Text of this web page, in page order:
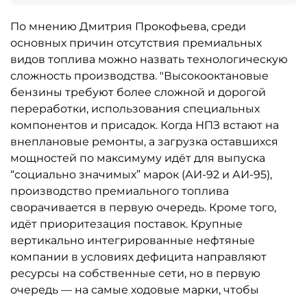
По мнению Дмитрия Прокофьева, среди
основных причин отсутствия премиальных
видов топлива можно назвать технологическую
сложность производства. "Высокооктановые
бензины требуют более сложной и дорогой
переработки, использования специальных
компонентов и присадок. Когда НПЗ встают на
внеплановые ремонты, а загрузка оставшихся
мощностей по максимуму идёт для выпуска
“социально значимых” марок (АИ-92 и АИ-95),
производство премиального топлива
сворачивается в первую очередь. Кроме того,
идёт приоритезация поставок. Крупные
вертикально интегрированные нефтяные
компании в условиях дефицита направляют
ресурсы на собственные сети, но в первую
очередь — на самые ходовые марки, чтобы